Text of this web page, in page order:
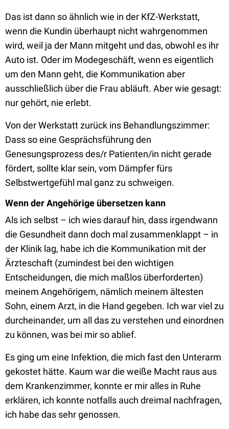
Das ist dann so ähnlich wie in der KfZ-Werkstatt,
wenn die Kundin überhaupt nicht wahrgenommen
wird, weil ja der Mann mitgeht und das, obwohl es ihr
Auto ist. Oder im Modegeschäft, wenn es eigentlich
um den Mann geht, die Kommunikation aber
ausschließlich über die Frau abläuft. Aber wie gesagt:
nur gehört, nie erlebt.
Von der Werkstatt zurück ins Behandlungszimmer:
Dass so eine Gesprächsführung den
Genesungsprozess des/r Patienten/in nicht gerade
fördert, sollte klar sein, vom Dämpfer fürs
Selbstwertgefühl mal ganz zu schweigen.
Wenn der Angehörige übersetzen kann
Als ich selbst – ich wies darauf hin, dass irgendwann
die Gesundheit dann doch mal zusammenklappt – in
der Klinik lag, habe ich die Kommunikation mit der
Ärzteschaft (zumindest bei den wichtigen
Entscheidungen, die mich maßlos überforderten)
meinem Angehörigem, nämlich meinem ältesten
Sohn, einem Arzt, in die Hand gegeben. Ich war viel zu
durcheinander, um all das zu verstehen und einordnen
zu können, was bei mir so ablief.
Es ging um eine Infektion, die mich fast den Unterarm
gekostet hätte. Kaum war die weiße Macht raus aus
dem Krankenzimmer, konnte er mir alles in Ruhe
erklären, ich konnte notfalls auch dreimal nachfragen,
ich habe das sehr genossen.